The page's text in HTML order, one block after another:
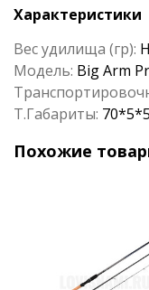
Характеристики
Вес удилища (гр):
Модель: Big Arm
Т.Габариты: 70*5*5
Похожие